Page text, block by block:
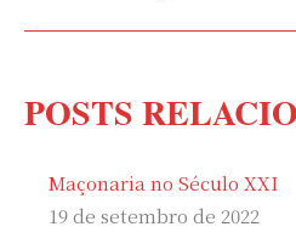
POSTS
Maçonaria no Século XXI
19 de setembro de 2022